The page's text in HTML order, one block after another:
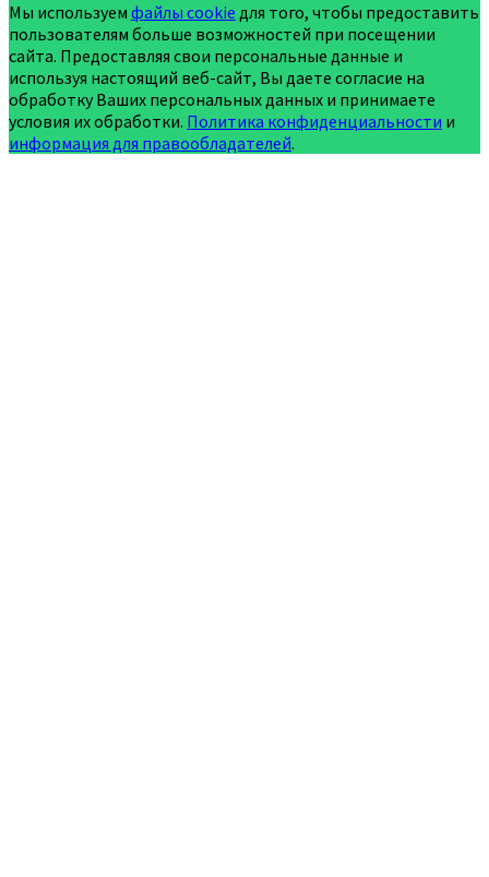
Мы используем файлы cookie для того, чтобы предоставить
пользователям больше возможностей при посещении
сайта. Предоставляя свои персональные данные и
используя настоящий веб-сайт, Вы даете согласие на
обработку Ваших персональных данных и принимаете
условия их обработки. Политика конфиденциальности и
информация для правообладателей.